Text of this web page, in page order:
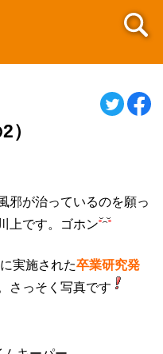
）
邪が治っているのを願っ
上です。ゴホン
実施された卒業研究発
さっそく写真です